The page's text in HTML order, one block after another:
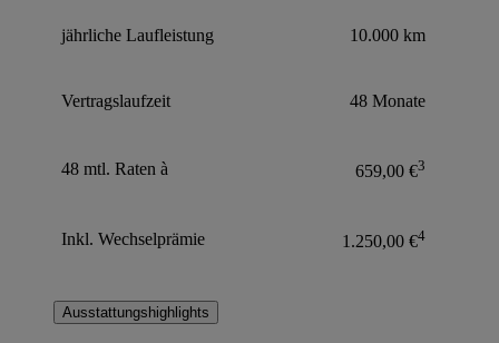
jährliche Laufleistung 10.000 km
Vertragslaufzeit 48 Monate
48 mtl. Raten à 659,00 €3
Inkl. Wechselprämie 1.250,00 €4
Ausstattungshighlights